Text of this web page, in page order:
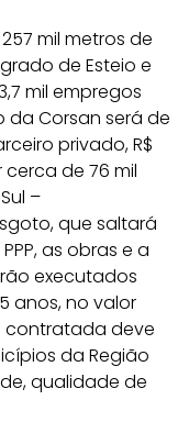
mil metros de
de Esteio e
mil empregos
da Corsan será de
privado, R$
cerca de 76 mil
–
que saltará
as obras e a
executados
anos, no valor
contratada deve
da Região
qualidade de